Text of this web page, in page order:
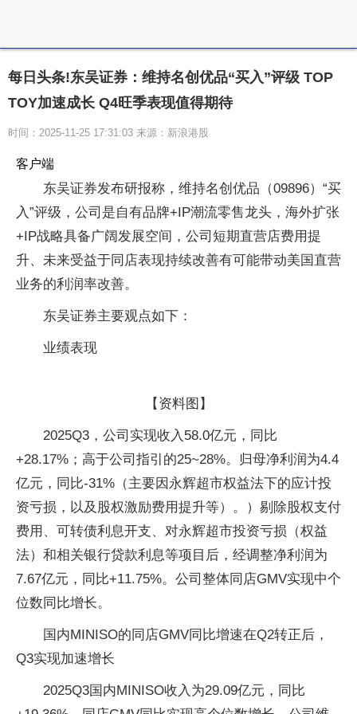
每日头条!东吴证券：维持名创优品“买入”评级 TOP
TOY加速成长 Q4旺季表现值得期待
时间：2025-11-25 17:31:03 来源：新浪港股
客户端
东吴证券发布研报称，维持名创优品（09896）“买
入”评级，公司是自有品牌+IP潮流零售龙头，海外扩张
+IP战略具备广阔发展空间，公司短期直营店费用提
升、未来受益于同店表现持续改善有可能带动美国直营
业务的利润率改善。
东吴证券主要观点如下：
业绩表现
【资料图】
2025Q3，公司实现收入58.0亿元，同比
+28.17%；高于公司指引的25~28%。归母净利润为4.4
亿元，同比-31%（主要因永辉超市权益法下的应计投
资亏损，以及股权激励费用提升等）。）剔除股权支付
费用、可转债利息开支、对永辉超市投资亏损（权益
法）和相关银行贷款利息等项目后，经调整净利润为
7.67亿元，同比+11.75%。公司整体同店GMV实现中个
位数同比增长。
国内MINISO的同店GMV同比增速在Q2转正后，
Q3实现加速增长
2025Q3国内MINISO收入为29.09亿元，同比